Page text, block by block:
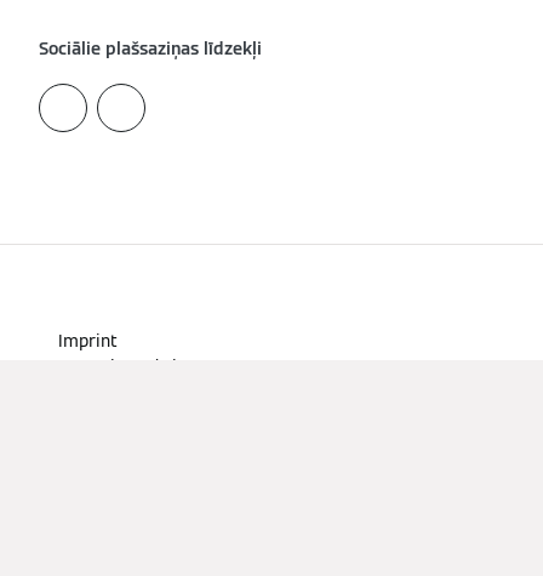
Sociālie plašsaziņas līdzekļi
Imprint
Datu aizsardzība